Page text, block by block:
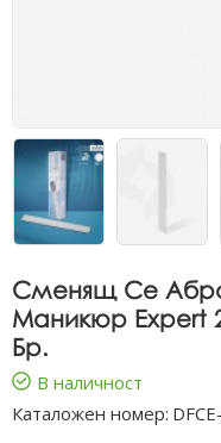
Сменящ Се
Маникюр Expert
Бр.
В наличност
Каталожен номер: